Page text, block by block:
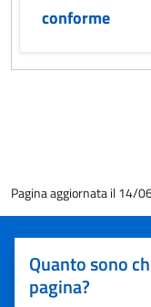
conforme
Pagina aggiornata il 14/
Quanto sono
pagina?